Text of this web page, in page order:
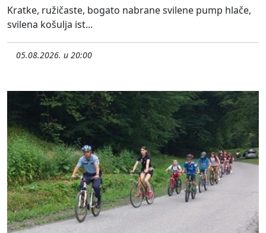
Kratke, ružičaste, bogato nabrane svilene pump hlače,
svilena košulja ist...
05.08.2026. u 20:00